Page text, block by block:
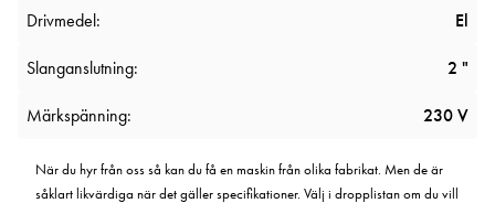
Drivmedel: El
Slanganslutning: 2 "
Märkspänning: 230 V
När du hyr från oss så kan du få en maskin från olika fabrikat. Men de är
såklart likvärdiga när det gäller specifikationer. Välj i dropplistan om du vill